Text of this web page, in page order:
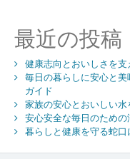
浄
水
器
の
び
方
と
上
シ
ョ
ン
最近の投稿
健康志向とおいしさを
毎日の暮らしに安心と
ガイド
家族の安心とおいしい
安心安全な毎日のため
暮らしと健康を守る蛇